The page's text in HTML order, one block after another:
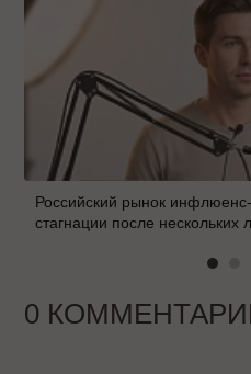
Российский рынок
стагнации после нескольких
0